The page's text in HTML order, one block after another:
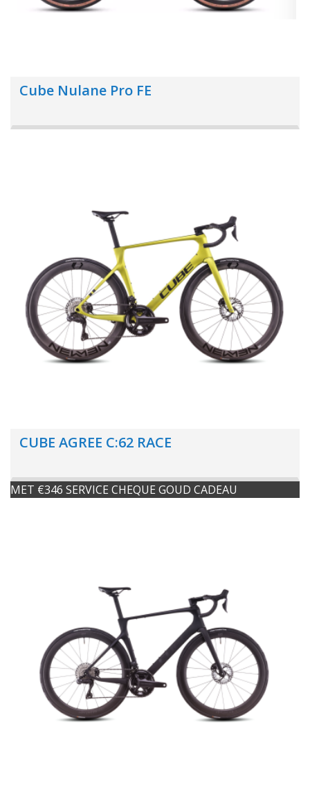
Cube Nulane Pro FE
CUBE AGREE C:62 RACE
MET €346 SERVICE CHEQUE GOUD CADEAU